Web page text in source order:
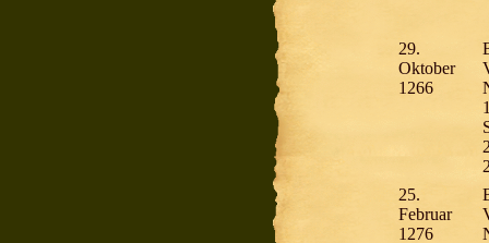
29.
Oktober
1266
25.
Februar
1276